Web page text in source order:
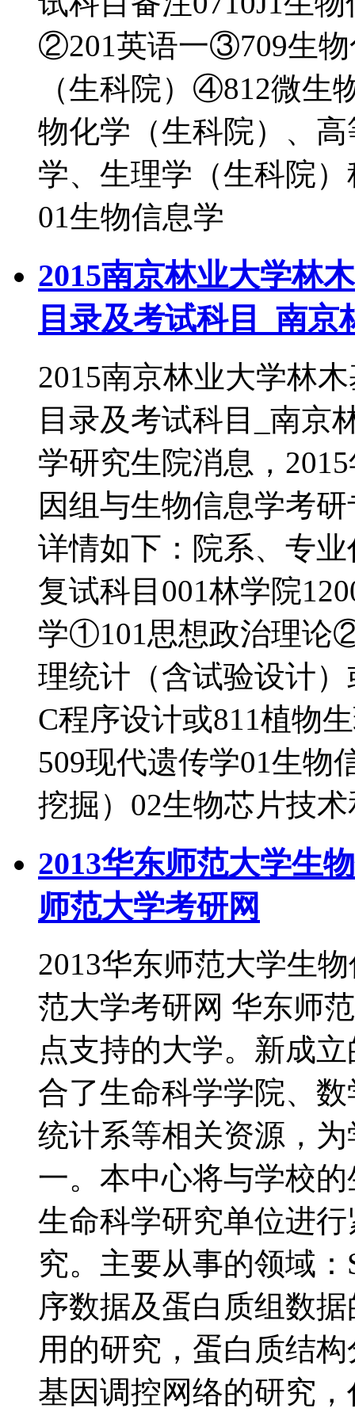
②201英语一③709生物
（生科院）④812微生
物化学（生科院）、
学、生理学（生科院
01生物信息学
2015南京林业大学林
目录及考试科目_南
2015南京林业大学林
目录及考试科目_南京
学研究生院消息，
因组与生物信息学考
详情如下：院系、专
复试科目001林学院
学①101思想政治理论
理统计（含试验设计
C程序设计或811植物
509现代遗传学01生物
挖掘）02生物芯片技
2013华东师范大学生
师范大学考研网
2013华东师范大学生
范大学考研网 华东师
点支持的大学。新成
合了生命科学学院、
统计系等相关资源，
一。本中心将与学校
生命科学研究单位进
究。主要从事的领域
序数据及蛋白质组数
用的研究，蛋白质结
基因调控网络的研究